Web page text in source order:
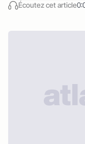
Écoutez cet article